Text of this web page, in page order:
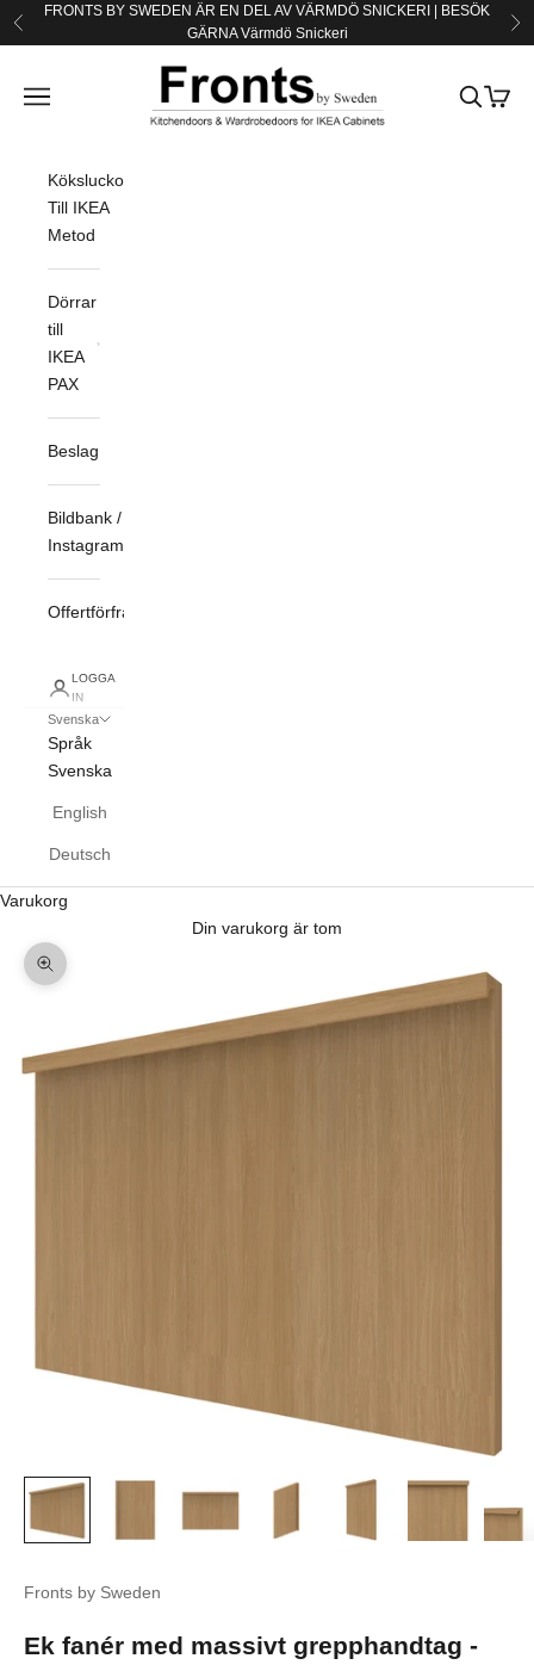
Hoppa till innehållet
Föregående
FRONTS BY SWEDEN ÄR EN DEL AV VÄRMDÖ SNICKERI | BESÖK
GÄRNAVärmdö Snickeri
Fronts by Sweden
Öppna navigeringsmenyn
Öppna
Köksluckor
Till IKEA
Metod
Dörrar
till
IKEA
PAX
Beslag
Bildbank /
Instagram
Offertförfrågan
LOGGA
IN
Svenska
Språk
Svenska
English
Deutsch
Varukorg
Din varukorg är tom
Zooma
Fronts by Sweden
Ek fanér med massivt grepphandtag -